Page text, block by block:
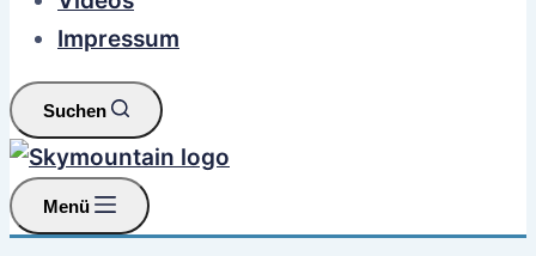
Impressum
Suchen
Menü